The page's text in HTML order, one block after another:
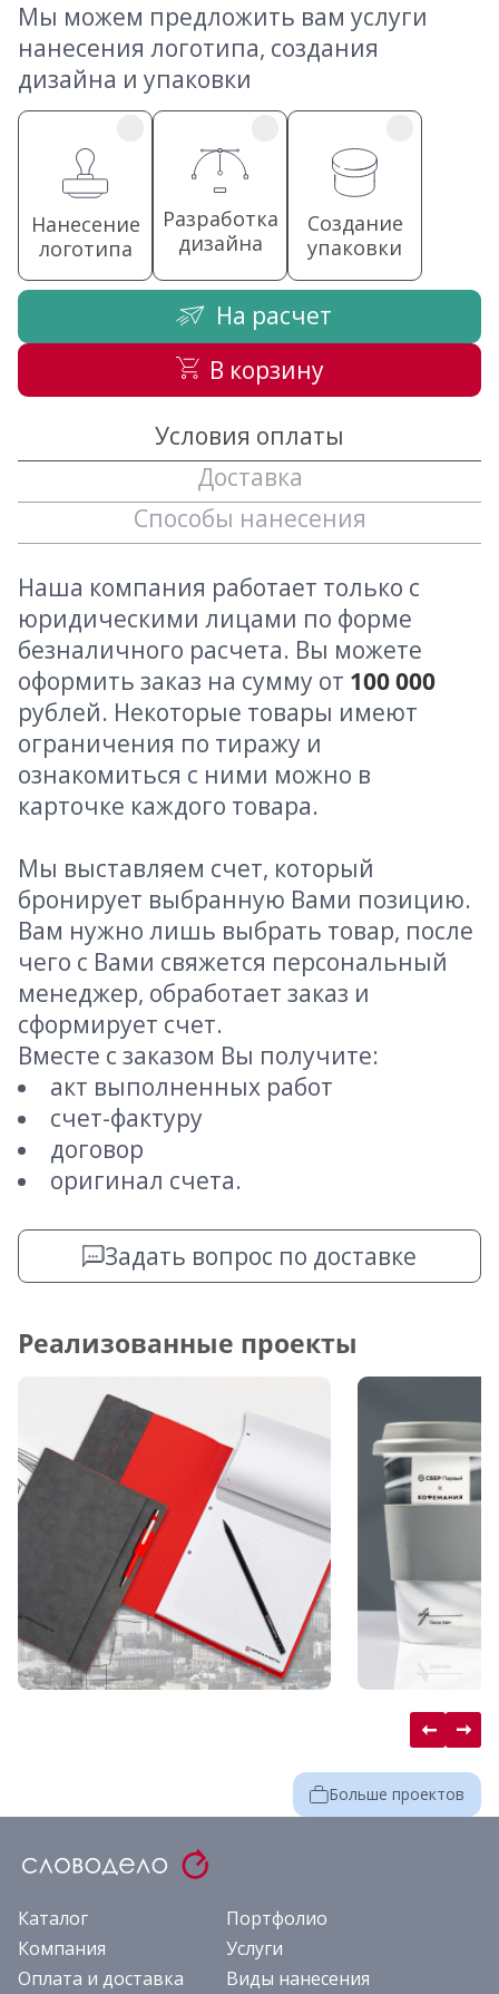
Мы можем предложить вам услуги
нанесения логотипа, создания
дизайна и упаковки
Нанесение
логотипа
Разработка
дизайна
Создание
упаковки
На расчет
В корзину
Условия оплаты
Доставка
Способы нанесения
Наша компания работает только с
юридическими лицами по форме
безналичного расчета. Вы можете
оформить заказ на сумму от 100 000
рублей. Некоторые товары имеют
ограничения по тиражу и
ознакомиться с ними можно в
карточке каждого товара.
Мы выставляем счет, который
бронирует выбранную Вами позицию.
Вам нужно лишь выбрать товар, после
чего с Вами свяжется персональный
менеджер, обработает заказ и
сформирует счет.
Вместе с заказом Вы получите:
акт выполненных работ
счет-фактуру
договор
оригинал счета.
Задать вопрос по доставке
Реализованные проекты
Больше проектов
Каталог
Портфолио
Компания
Услуги
Оплата и доставка
Виды нанесения